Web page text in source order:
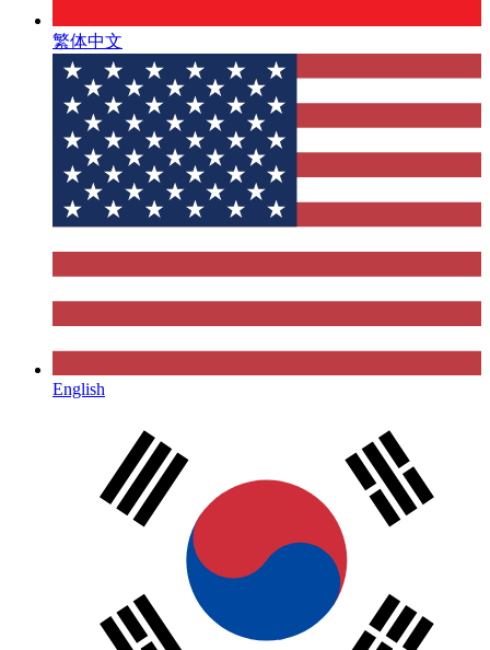
繁体中文
English